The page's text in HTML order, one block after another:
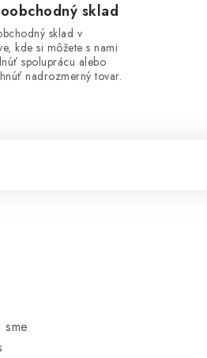
sklad
sklad v
kde si môžete s nami
spoluprácu alebo
nadrozmerný tovar.